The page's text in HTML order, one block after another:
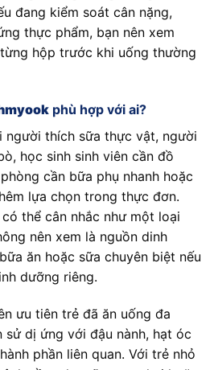
đang kiểm soát cân nặng,
thực phẩm, bạn nên xem
hộp trước khi uống thường
phù hợp với ai?
người thích sữa thực vật, người
học sinh sinh viên cần đồ
cần bữa phụ nhanh hoặc
lựa chọn trong thực đơn.
thể cân nhắc như một loại
nên xem là nguồn dinh
ăn hoặc sữa chuyên biệt nếu
dưỡng riêng.
ưu tiên trẻ đã ăn uống đa
dị ứng với đậu nành, hạt óc
phần liên quan. Với trẻ nhỏ